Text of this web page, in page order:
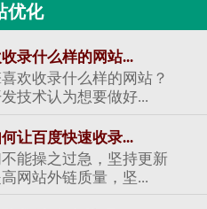
优化
录什么样的网站...
欢收录什么样的网站？
技术认为想要做好...
让百度快速收录...
能操之过急，坚持更新
网站外链质量，坚...